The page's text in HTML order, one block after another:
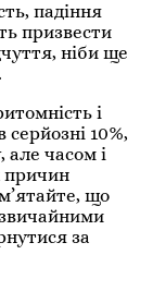
падіння
призвести
ніби ще
і
10%,
але часом і
причин
що
за